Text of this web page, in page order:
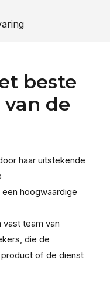
beste
de
haar uitstekende
hoogwaardige
vast team van
die de
of de dienst